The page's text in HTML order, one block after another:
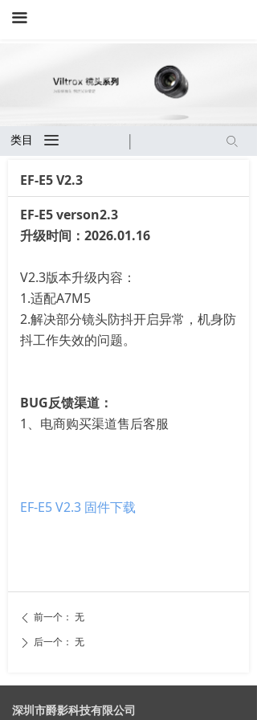
끀
EF-E5 V2.3
EF-E5 verson2.3
升级时间：2026.01.16
V2.3版本升级内容：
1.适配A7M5
2.解决部分镜头防抖开启异常，机身防
抖工作失效的问题。
BUG反馈渠道：
1、电商购买渠道售后客服
EF-E5 V2.3 固件下载
ꄴ 前一个： 无
ꄲ 后一个： 无
ꄙ
类目 끀
深圳市爵影科技有限公司